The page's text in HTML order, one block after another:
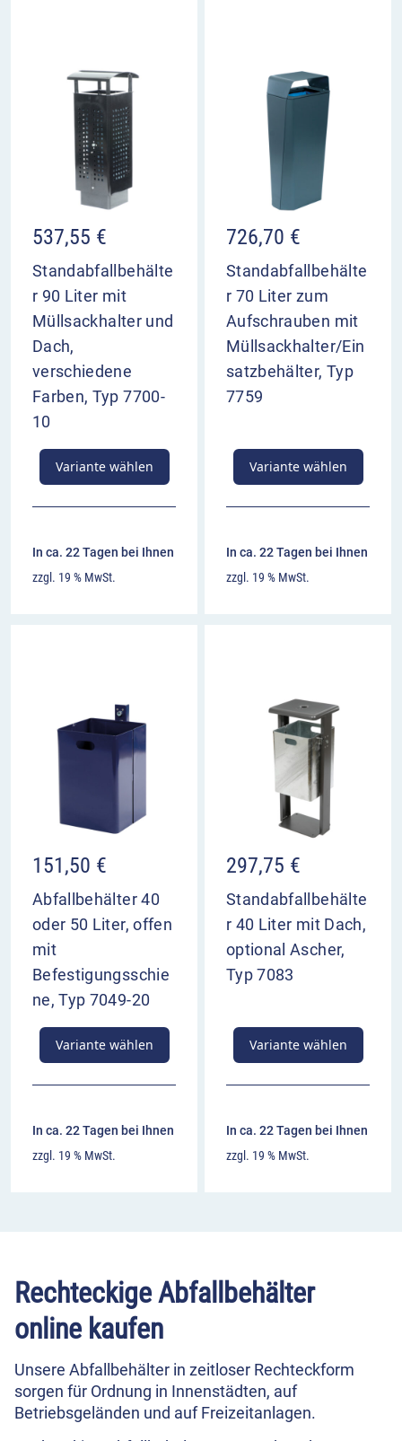
537,55 €
Standabfallbehälte
r 90 Liter mit
Müllsackhalter und
Dach,
verschiedene
Farben, Typ 7700-
10
Variante wählen
In ca. 22 Tagen bei Ihnen
zzgl. 19 % MwSt.
726,70 €
Standabfallbehälte
r 70 Liter zum
Aufschrauben mit
Müllsackhalter/Ein
satzbehälter, Typ
7759
Variante wählen
In ca. 22 Tagen bei Ihnen
zzgl. 19 % MwSt.
151,50 €
Abfallbehälter 40
oder 50 Liter, offen
mit
Befestigungsschie
ne, Typ 7049-20
Variante wählen
In ca. 22 Tagen bei Ihnen
zzgl. 19 % MwSt.
297,75 €
Standabfallbehälte
r 40 Liter mit Dach,
optional Ascher,
Typ 7083
Variante wählen
In ca. 22 Tagen bei Ihnen
zzgl. 19 % MwSt.
Rechteckige Abfallbehälter
online kaufen
Unsere Abfallbehälter in zeitloser Rechteckform
sorgen für Ordnung in Innenstädten, auf
Betriebsgeländen und auf Freizeitanlagen.